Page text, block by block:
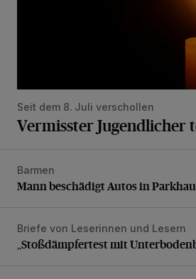
Seit dem 8. Juli verschollen
Vermisster Jugendlicher
Mann beschädigt Autos in Parkhaus
Barmen
Mann beschädigt Autos in
„Stoßdämpfertest mit
Briefe von Leserinnen und Lesern
„Stoßdämpfertest mit